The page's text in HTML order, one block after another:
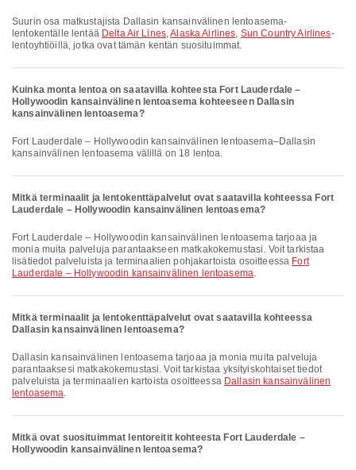
Suurin osa matkustajista Dallasin kansainvälinen lentoasema-
lentokentälle lentää Delta Air Lines,Alaska Airlines, Sun Country Airlines-
lentoyhtiöillä, jotka ovat tämän kentän suosituimmat.
Kuinka monta lentoa on saatavilla kohteesta Fort Lauderdale –
Hollywoodin kansainvälinen lentoasema kohteeseen Dallasin
kansainvälinen lentoasema?
Fort Lauderdale – Hollywoodin kansainvälinen lentoasema–Dallasin
kansainvälinen lentoasema välillä on 18 lentoa.
Mitkä terminaalit ja lentokenttäpalvelut ovat saatavilla kohteessa Fort
Lauderdale – Hollywoodin kansainvälinen lentoasema?
Fort Lauderdale – Hollywoodin kansainvälinen lentoasema tarjoaa ja
monia muita palveluja parantaakseen matkakokemustasi. Voit tarkistaa
lisätiedot palveluista ja terminaalien pohjakartoista osoitteessa Fort
Lauderdale – Hollywoodin kansainvälinen lentoasema.
Mitkä terminaalit ja lentokenttäpalvelut ovat saatavilla kohteessa
Dallasin kansainvälinen lentoasema?
Dallasin kansainvälinen lentoasema tarjoaa ja monia muita palveluja
parantaaksesi matkakokemustasi. Voit tarkistaa yksityiskohtaiset tiedot
palveluista ja terminaalien kartoista osoitteessa Dallasin kansainvälinen
lentoasema.
Mitkä ovat suosituimmat lentoreitit kohteesta Fort Lauderdale –
Hollywoodin kansainvälinen lentoasema?